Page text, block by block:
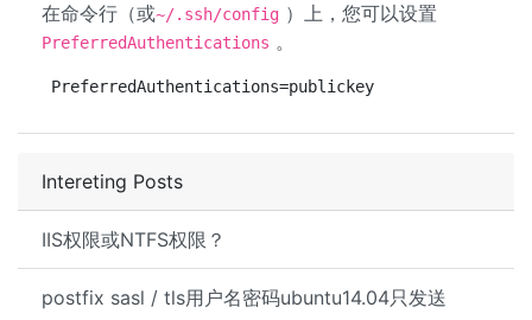
Intereting Posts
IIS权限或NTFS权限？
postfix sasl / tls用户名密码ubuntu14.04只发送
在命令行（或~/.ssh/config ）上，您可以设置
PreferredAuthentications 。
PreferredAuthentications=publickey